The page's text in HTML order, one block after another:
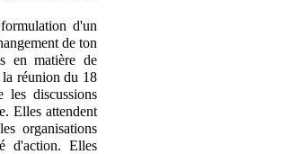
d'un
de ton
en matière de
la réunion du 18
les discussions
Elles attendent
organisations
d'action. Elles